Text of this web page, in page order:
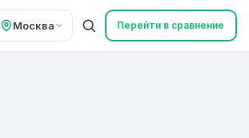
Москва Перейти в сравнение